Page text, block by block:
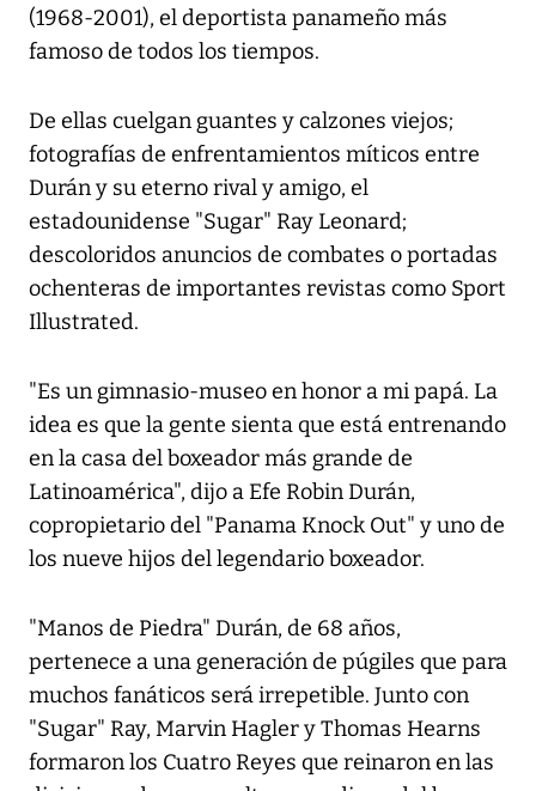
(1968-2001), el deportista panameño más
famoso de todos los tiempos.
De ellas cuelgan guantes y calzones viejos;
fotografías de enfrentamientos míticos entre
Durán y su eterno rival y amigo, el
estadounidense "Sugar" Ray Leonard;
descoloridos anuncios de combates o portadas
ochenteras de importantes revistas como Sport
Illustrated.
"Es un gimnasio-museo en honor a mi papá. La
idea es que la gente sienta que está entrenando
en la casa del boxeador más grande de
Latinoamérica", dijo a Efe Robin Durán,
copropietario del "Panama Knock Out" y uno de
los nueve hijos del legendario boxeador.
"Manos de Piedra" Durán, de 68 años,
pertenece a una generación de púgiles que para
muchos fanáticos será irrepetible. Junto con
"Sugar" Ray, Marvin Hagler y Thomas Hearns
formaron los Cuatro Reyes que reinaron en las